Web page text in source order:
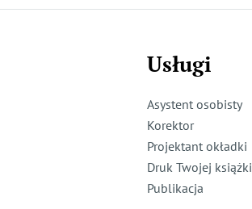
Usługi
Asystent osobisty
Korektor
Projektant okładki
Druk Twojej książki
Publikacja